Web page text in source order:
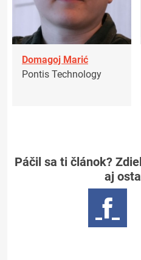
Domagoj Marić
Pontis Technology
Páčil sa ti článok?
aj